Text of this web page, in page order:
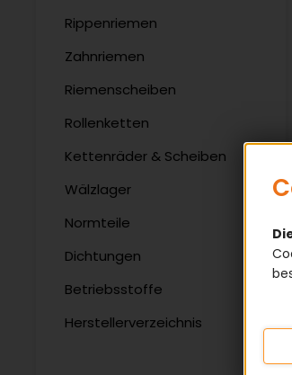
Rippenriemen
Zahnriemen
Riemenscheiben
Rollenketten
Kettenräder & Scheiben
Wälzlager
Normteile
Dichtungen
Betriebsstoffe
Herstellerverzeichnis